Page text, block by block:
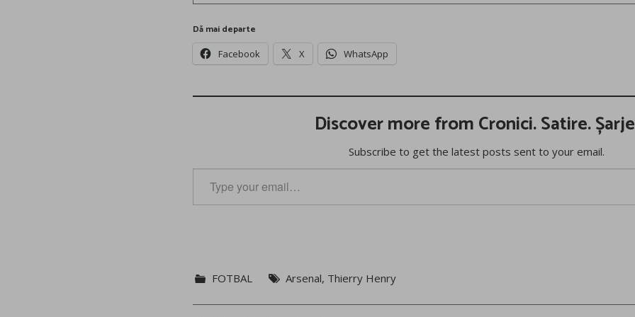
Dă mai departe
Facebook X WhatsApp
Discover more from Cronici. Satire.
Subscribe to get the latest posts sent to your email.
email…
FOTBAL Arsenal, Thierry Henry